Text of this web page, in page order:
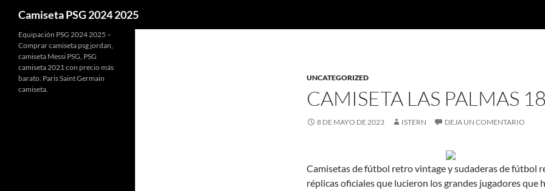
Camiseta PSG 2024 2025
UNCATEGORIZED
CAMISETA LAS PALMAS
8 DE MAYO DE 2023 ISTERN DEJA UN COMENTARIO
Camisetas de fútbol retro vintage y sudaderas de fútbol
réplicas oficiales que lucieron los grandes jugadores que
Equipación PSG 2024 2025 –
Comprar camiseta psg jordan,
camiseta Messi PSG, PSG
camiseta 2021 con precio más
barato. Paris Saint Germain
camiseta.